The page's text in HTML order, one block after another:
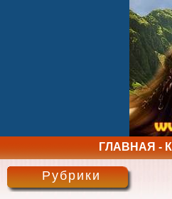
ГЛАВНАЯ -
Рубрики